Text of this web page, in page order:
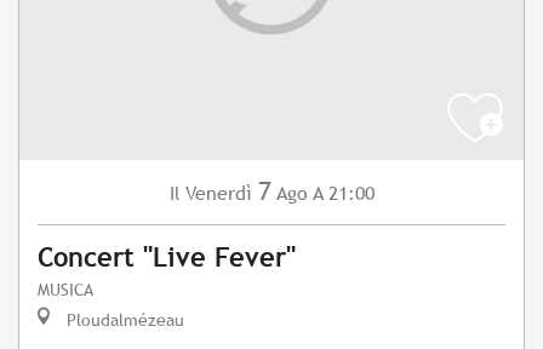
Il Venerdì 7 Ago A 21:00
Concert "Live Fever"
MUSICA
Ploudalmézeau